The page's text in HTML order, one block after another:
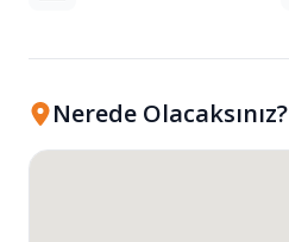
Nerede Olacaksınız?